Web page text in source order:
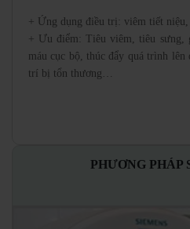
+ Ứng dụng điều trị: viêm tiết
+ Ưu điểm: Tiêu viêm, tiêu sưng,
máu cục bộ, thúc đẩy quá trình lên
trí bị tổn thương…
PHƯƠNG PHÁP